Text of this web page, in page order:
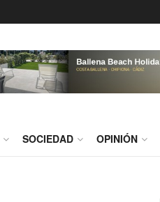
SOCIEDAD OPINIÓN